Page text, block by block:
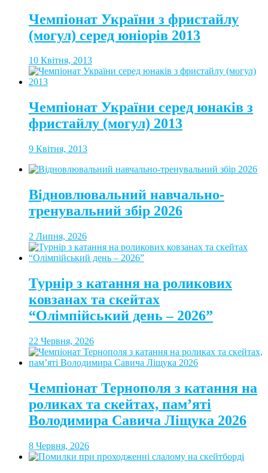
Чемпіонат України з фристайлу
(могул) серед юніорів 2013
10 Квітня, 2013
Чемпіонат України серед юнаків з
фристайлу (могул) 2013
9 Квітня, 2013
Відновлювальний навчально-
тренувальний збір 2026
2 Липня, 2026
Турнір з катання на роликових
ковзанах та скейтах
“Олімпійський день – 2026”
22 Червня, 2026
Чемпіонат Тернополя з катання на
роликах та скейтах, пам’яті
Володимира Савича Ліщука 2026
8 Червня, 2026